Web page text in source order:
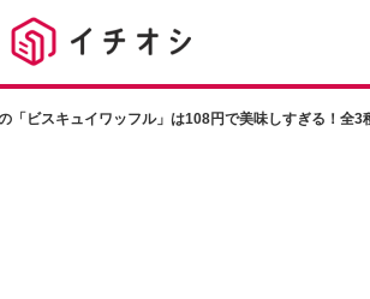
「ビスキュイワッフル」は108円で美味しすぎる！全3